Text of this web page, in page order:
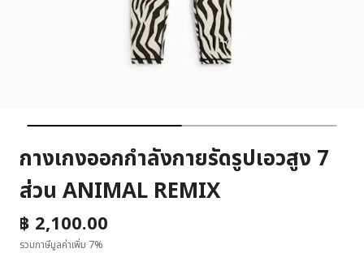
กางเกงออกกำลังกายรัดรูปเอวสูง 7
ส่วน ANIMAL REMIX
฿ 2,100.00
รวมภาษีมูลค่าเพิ่ม 7%